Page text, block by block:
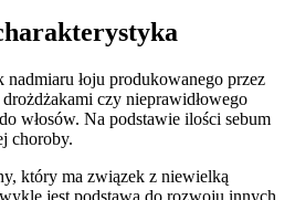
łoju produkowanego przez
drożdżakami czy nieprawidłowego
włosów. Na podstawie ilości sebum
choroby.
który ma związek z niewielką